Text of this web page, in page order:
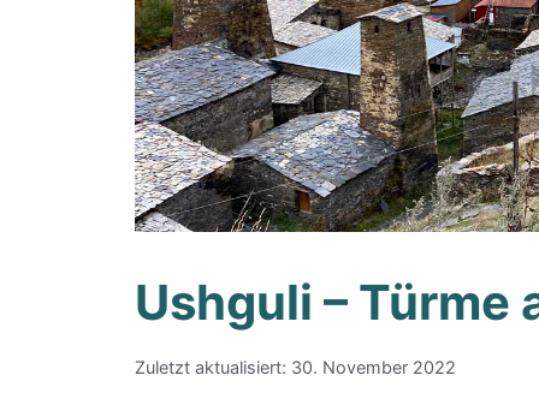
Ushguli – Türme
Zuletzt aktualisiert: 30. November 2022